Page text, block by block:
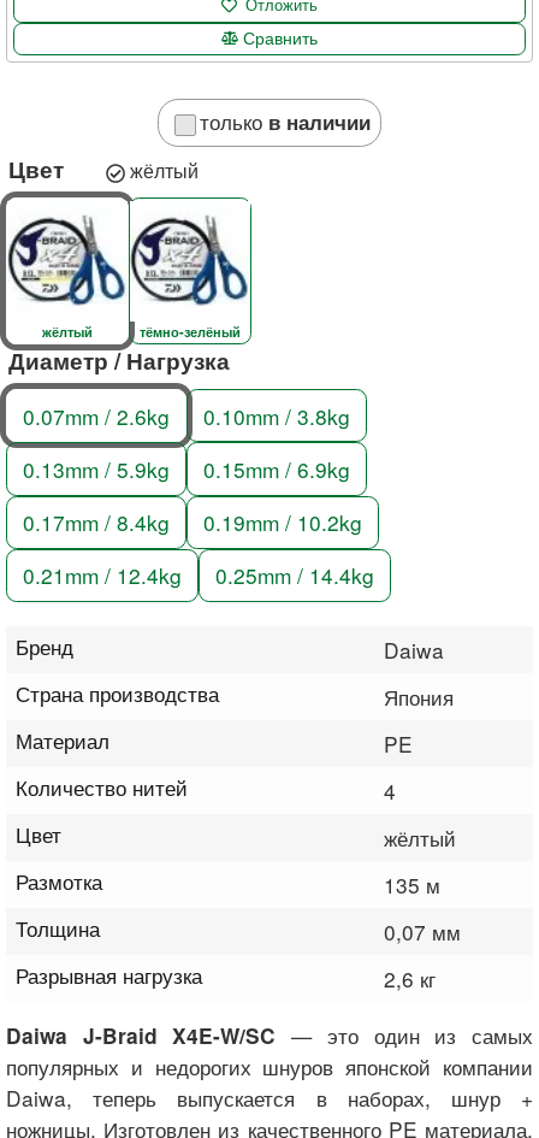
только в наличии
Цвет жёлтый
жёлтый тёмно-зелёный
Диаметр / Нагрузка
0.07mm / 2.6kg
0.10mm / 3.8kg
0.13mm / 5.9kg
0.15mm / 6.9kg
0.17mm / 8.4kg
0.19mm / 10.2kg
0.21mm / 12.4kg
0.25mm / 14.4kg
Бренд
Daiwa
Страна производства
Япония
Материал
PE
Количество нитей
4
Цвет
жёлтый
Размотка
135 м
Толщина
0,07 мм
Разрывная нагрузка
2,6 кг
Отложить
Сравнить
Daiwa J-Braid X4E-W/SC — это один из самых
популярных и недорогих шнуров японской компании
Daiwa, теперь выпускается в наборах, шнур +
ножницы. Изготовлен из качественного PE материала,